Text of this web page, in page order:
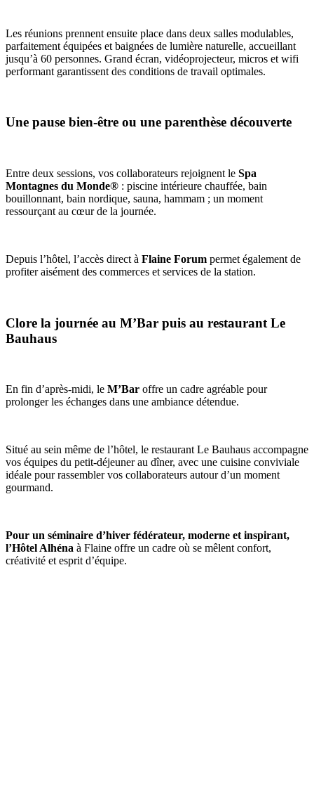
Les réunions prennent ensuite place dans deux salles modulables,
parfaitement équipées et baignées de lumière naturelle, accueillant
jusqu’à 60 personnes. Grand écran, vidéoprojecteur, micros et wifi
performant garantissent des conditions de travail optimales.
Une pause bien-être ou une parenthèse découverte
Entre deux sessions, vos collaborateurs rejoignent le Spa
Montagnes du Monde® : piscine intérieure chauffée, bain
bouillonnant, bain nordique, sauna, hammam ; un moment
ressourçant au cœur de la journée.
Depuis l’hôtel, l’accès direct à Flaine Forum permet également de
profiter aisément des commerces et services de la station.
Clore la journée au M’Bar puis au restaurant Le
Bauhaus
En fin d’après-midi, le M’Bar offre un cadre agréable pour
prolonger les échanges dans une ambiance détendue.
Situé au sein même de l’hôtel, le restaurant Le Bauhaus accompagne
vos équipes du petit-déjeuner au dîner, avec une cuisine conviviale
idéale pour rassembler vos collaborateurs autour d’un moment
gourmand.
Pour un séminaire d’hiver fédérateur, moderne et inspirant,
l’Hôtel Alhéna à Flaine offre un cadre où se mêlent confort,
créativité et esprit d’équipe.